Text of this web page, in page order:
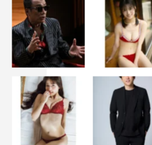
フジテレビ系
2024年1月18日（木）スタート
毎週木曜 午後10時～10時54分
ャル
出演：小芝風花 亀梨和也 西
太 ほか
脚本：大北はるか
企画：安永英樹